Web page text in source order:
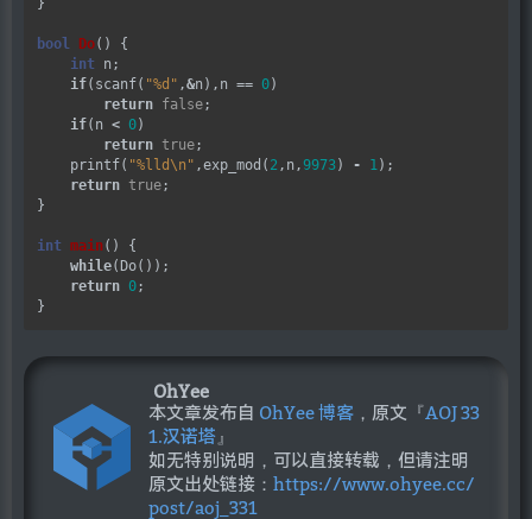
}
bool Do() {
int n;
if(scanf( "%d" ,&n),n == 0)
return false;
if(n < 0)
return true;
    printf(
"%lld\n " ,exp_mod( 2 ,n, 9973) - 1);
return true;
}
int main() {
while(Do());
return 0;
OhYee
本文章发布自 OhYee 博客 ，原文『AOJ 33
1.汉诺塔 』
如无特别说明，可以直接转载，但请注明
原文出处链接： https://www.ohyee.cc/
post/aoj_331